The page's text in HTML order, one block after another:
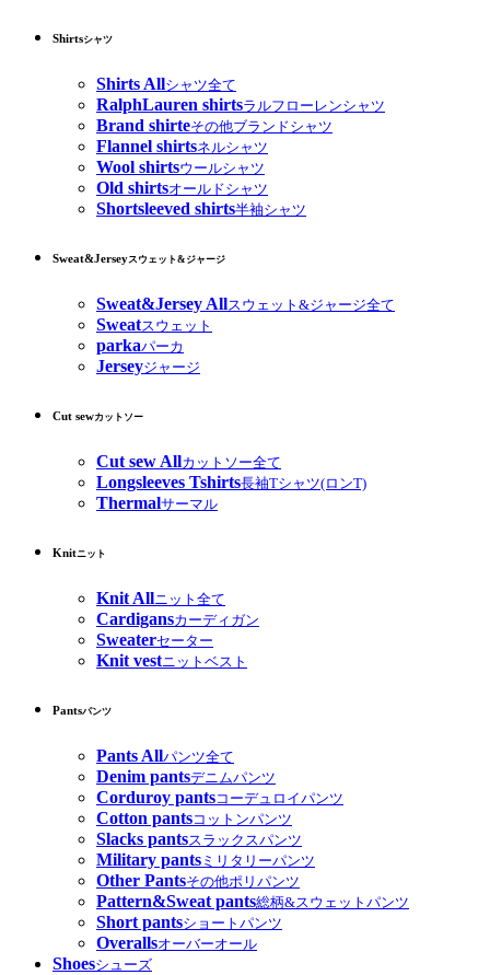
Shirtsシャツ
Shirts Allシャツ全て
RalphLauren shirtsラルフローレンシャツ
Brand shirteその他ブランドシャツ
Flannel shirtsネルシャツ
Wool shirtsウールシャツ
Old shirtsオールドシャツ
Shortsleeved shirts半袖シャツ
Sweat&Jerseyスウェット&ジャージ
Sweat&Jersey Allスウェット&ジャージ全て
Sweatスウェット
parkaパーカ
Jerseyジャージ
Cut sewカットソー
Cut sew Allカットソー全て
Longsleeves Tshirts長袖Tシャツ(ロンT)
Thermalサーマル
Knitニット
Knit Allニット全て
Cardigansカーディガン
Sweaterセーター
Knit vestニットベスト
Pantsパンツ
Pants Allパンツ全て
Denim pantsデニムパンツ
Corduroy pantsコーデュロイパンツ
Cotton pantsコットンパンツ
Slacks pantsスラックスパンツ
Military pants ミリタリーパンツ
Other Pantsその他ポリパンツ
Pattern&Sweat pants総柄&スウェットパンツ
Short pantsショートパンツ
Overallsオーバーオール
Shoesシューズ